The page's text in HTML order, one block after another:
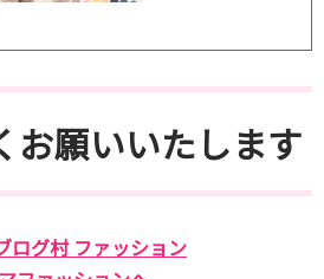
お願いいたします